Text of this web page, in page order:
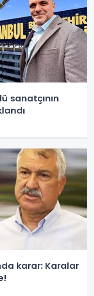
sanatçının
karar: Karalar